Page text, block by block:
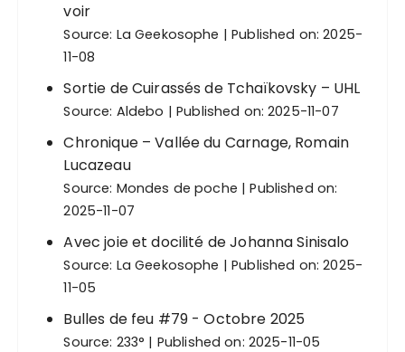
voir
Source: La Geekosophe
Published on: 2025-
11-08
Sortie de Cuirassés de Tchaïkovsky – UHL
Source: Aldebo Published on: 2025-11-07
Chronique – Vallée du Carnage, Romain
Lucazeau
Source: Mondes de poche
Published on:
2025-11-07
Avec joie et docilité de Johanna Sinisalo
Source: La Geekosophe
Published on: 2025-
11-05
Bulles de feu #79 - Octobre 2025
Source: 233° Published on: 2025-11-05